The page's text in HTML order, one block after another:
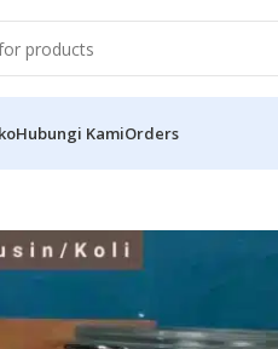
Hubungi KamiOrders